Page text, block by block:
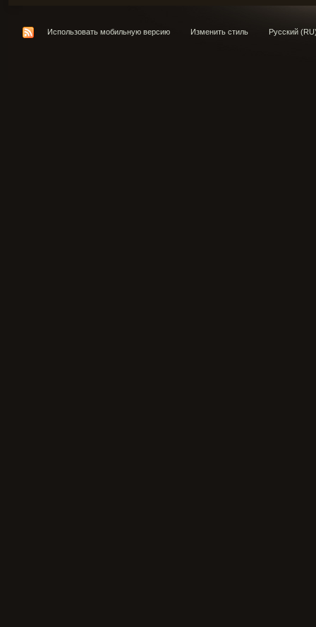
Использовать мобильную версию Изменить стиль Русский